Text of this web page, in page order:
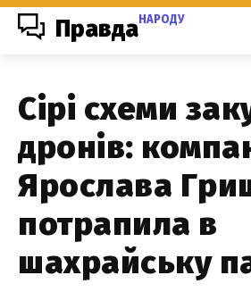
ПравдаНАРОДУ
Сірі схеми
дронів:
Ярослава
потрапила в
шахрайську